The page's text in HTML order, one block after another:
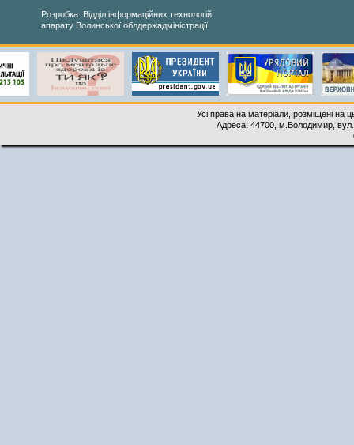
Розробка: Відділ інформаційних технологій
апарату Волинської облдержадміністрації
Усі права на матеріали, розміщені на
Адреса: 44700, м.Володимир,